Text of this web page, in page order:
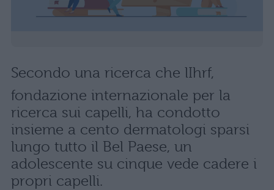
Secondo una ricerca che lIhrf,
fondazione internazionale per la
ricerca sui capelli, ha condotto
insieme a cento dermatologi sparsi
lungo tutto il Bel Paese, un
adolescente su cinque vede cadere i
propri capelli.